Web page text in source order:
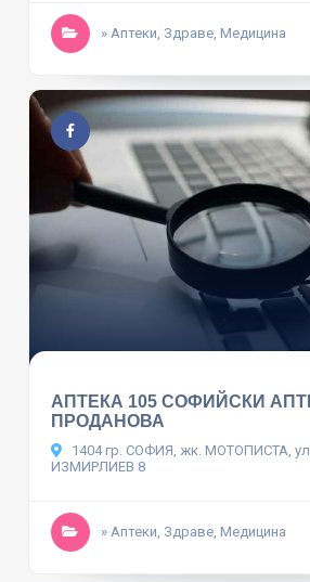
» Аптеки, Здраве, Медицина
АПТЕКА 105 СОФИЙСКИ
ПРОДАНОВА
1404 гр. СОФИЯ, жк. МОТОПИСТА,
ИЗМИРЛИЕВ 8
» Аптеки, Здраве, Медицина